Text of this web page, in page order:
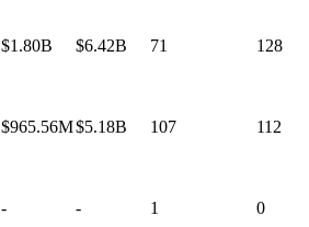
$1.80B $6.42B 71 128
$965.56M$5.18B 107 112
- - 1 0